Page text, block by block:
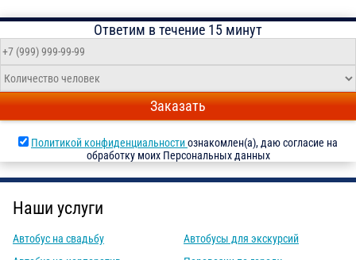
Ответим в течение 15 минут
Заказать
Политикой конфиденциальностиознакомлен(а), даю согласие на
обработку моих Персональных данных
Наши услуги
Автобус на свадьбу
Автобусы для экскурсий